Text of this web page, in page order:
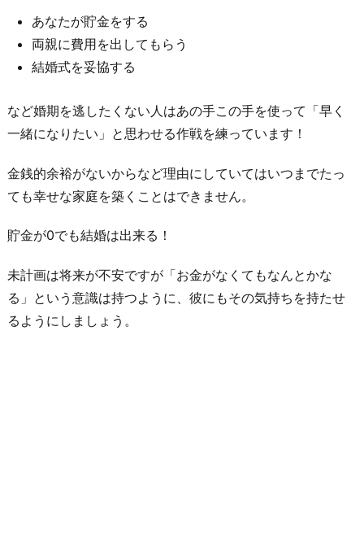
あなたが貯金をする
両親に費用を出してもらう
結婚式を妥協する
など婚期を逃したくない人はあの手この手を使って「早く
一緒になりたい」と思わせる作戦を練っています！
金銭的余裕がないからなど理由にしていてはいつまでたっ
ても幸せな家庭を築くことはできません。
貯金が0でも結婚は出来る！
未計画は将来が不安ですが「お金がなくてもなんとかな
る」という意識は持つように、彼にもその気持ちを持たせ
るようにしましょう。